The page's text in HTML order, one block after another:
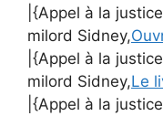
|{Appel à la
milord Sidney,
|{Appel à la
milord Sidney,Le
|{Appel à la